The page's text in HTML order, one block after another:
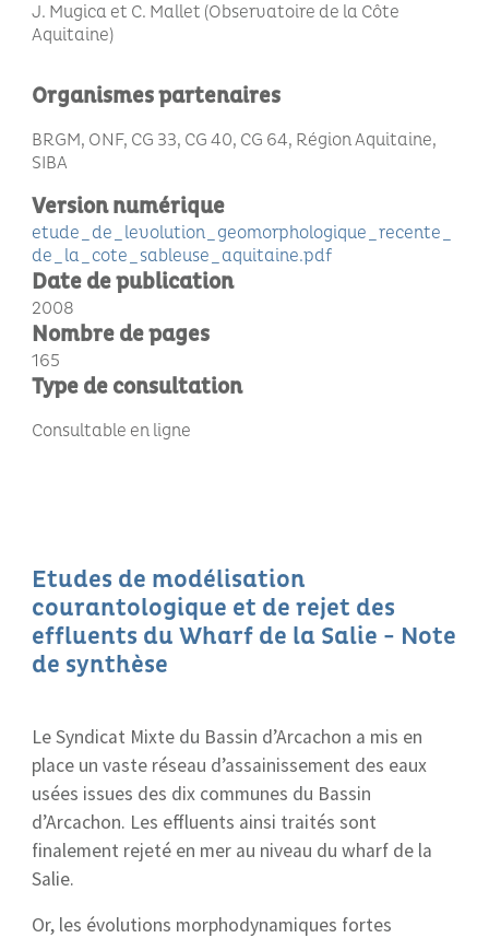
J. Mugica et C. Mallet (Observatoire de la Côte
Aquitaine)
Organismes partenaires
BRGM, ONF, CG 33, CG 40, CG 64, Région Aquitaine,
SIBA
Version numérique
etude_de_levolution_geomorphologique_recente_
de_la_cote_sableuse_aquitaine.pdf
Date de publication
2008
Nombre de pages
165
Type de consultation
Consultable en ligne
Etudes de modélisation
courantologique et de rejet des
effluents du Wharf de la Salie - Note
de synthèse
Le Syndicat Mixte du Bassin d’Arcachon a mis en
place un vaste réseau d’assainissement des eaux
usées issues des dix communes du Bassin
d’Arcachon. Les effluents ainsi traités sont
finalement rejeté en mer au niveau du wharf de la
Salie.
Or, les évolutions morphodynamiques fortes